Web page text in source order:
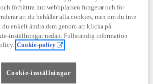
h
förbättra hur webbplatsen fungerar och för
att du behåller alla cookies, men om du inte
du enkelt ändra dem genom att klicka på
inställningar nedan. Fullständig information
Cookie-policy
Cookie-inställningar